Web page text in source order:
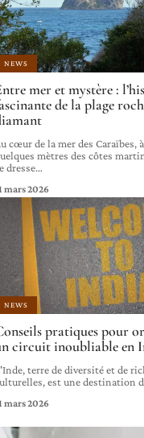
NEWS
mer et mystère :
de la plage
cœur de la mer des Caraïbes, à
mètres des côtes
dresse…
mars 2026
NEWS
pratiques pour
circuit inoubliable en
terre de diversité et de
est une destination
mars 2026